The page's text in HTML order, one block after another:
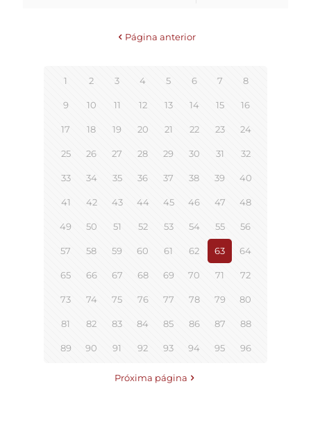
Página anterior
1 2 3 4 5 6 7 8
9 10 11 12 13 14 15 16
17 18 19 20 21 22 23 24
25 26 27 28 29 30 31 32
33 34 35 36 37 38 39 40
41 42 43 44 45 46 47 48
49 50 51 52 53 54 55 56
57 58 59 60 61 62 63 64
65 66 67 68 69 70 71 72
73 74 75 76 77 78 79 80
81 82 83 84 85 86 87 88
89 90 91 92 93 94 95 96
Próxima página